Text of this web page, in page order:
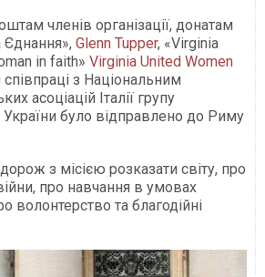
членів організації, донатам
Єднання», Glenn Tupper, «Virginia
in faith» Virginia United Women
співпраці з Національним
асоціацій Італії групу
України було відправлено до Риму
з місією розказати світу, про
про навчання в умовах
волонтерство та благодійні